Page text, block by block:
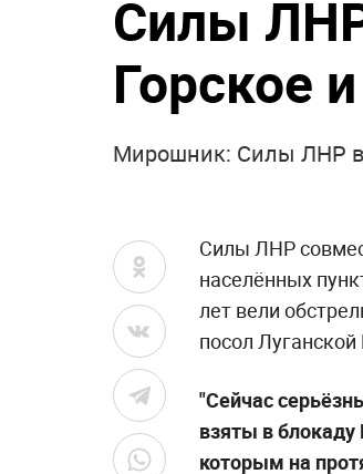
Песков: СВО может
завершиться в ближайшие
Погиб Александр Ермаков
23 июня 2022, 12:18 3137
Силы
Горское
Мирошник: Силы ЛНР